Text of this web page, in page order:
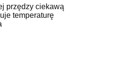
przędzy ciekawą
temperaturę